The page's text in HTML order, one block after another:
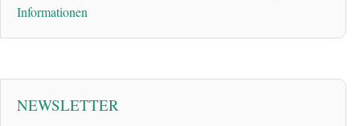
Informationen
NEWSLETTER